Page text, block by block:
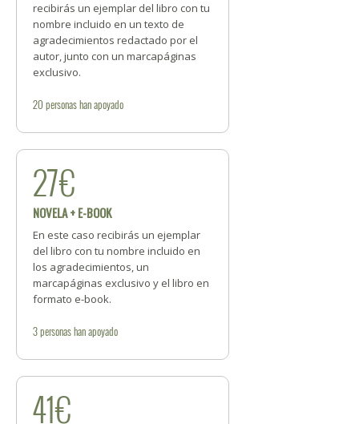
recibirás un ejemplar del libro con tu
nombre incluido en un texto de
agradecimientos redactado por el
autor, junto con un marcapáginas
exclusivo.
20 personashan apoyado
27€
NOVELA + E-BOOK
En este caso recibirás un ejemplar
del libro con tu nombre incluido en
los agradecimientos, un
marcapáginas exclusivo y el libro en
formato e-book.
3personashan apoyado
41€